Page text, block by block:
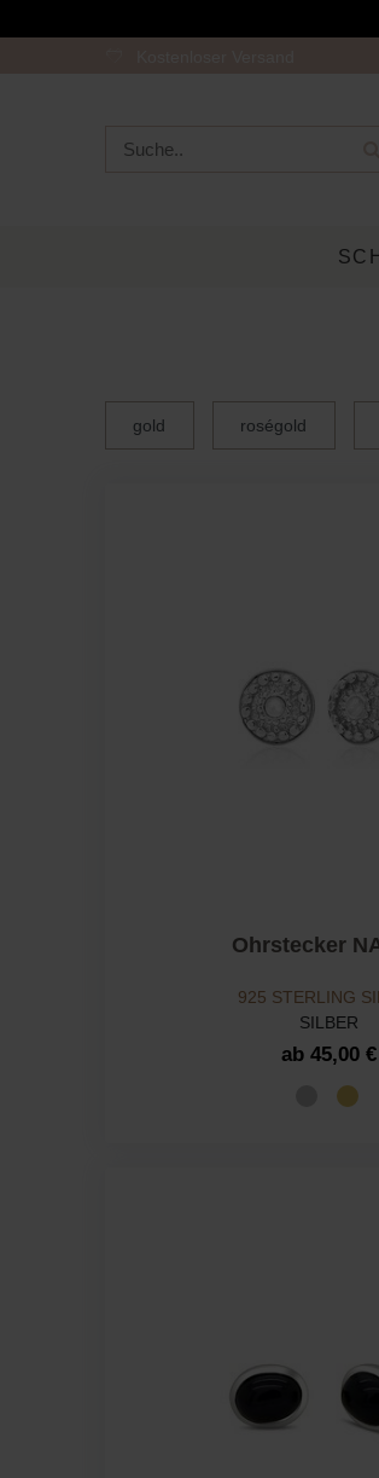
gold roségold
Ohrstecker
925 STERLING
SILBER
ab 45,00 €